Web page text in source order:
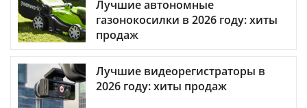
Лучшие автономные
газонокосилки в 2026 году: хиты
продаж
Лучшие видеорегистраторы в
2026 году: хиты продаж